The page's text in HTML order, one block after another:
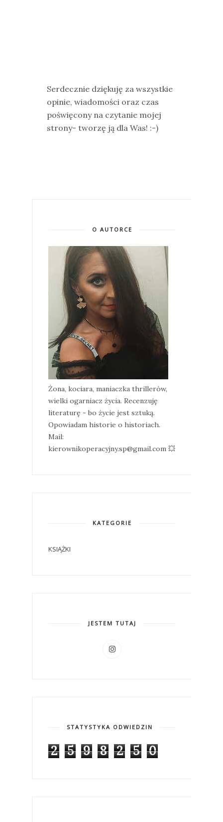
Serdecznie dziękuję za wszystkie
opinie, wiadomości oraz czas
poświęcony na czytanie mojej
strony- tworzę ją dla Was! :-)
O AUTORCE
Żona, kociara, maniaczka thrillerów,
wielki ogarniacz życia. Recenzuję
literaturę - bo życie jest sztuką.
Opowiadam historie o historiach.
Mail:
kierownikoperacyjny.sp@gmail.com 💥
KATEGORIE
KSIĄŻKI
JESTEM TUTAJ
STATYSTYKA ODWIEDZIN
2 5 9 8 2 5 0